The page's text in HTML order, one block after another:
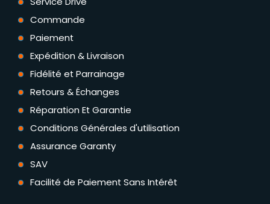
Commande
Paiement
Expédition & Livraison
Fidélité et Parrainage
Retours & Échanges
Réparation Et Garantie
Conditions Générales d'utilisation
Assurance Garanty
SAV
Facilité de Paiement Sans Intérêt